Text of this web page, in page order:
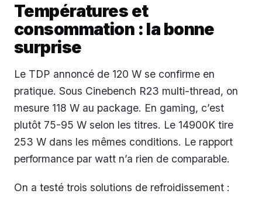
Températures et
consommation : la bonne
surprise
Le TDP annoncé de 120 W se confirme en
pratique. Sous Cinebench R23 multi-thread, on
mesure 118 W au package. En gaming, c’est
plutôt 75-95 W selon les titres. Le 14900K tire
253 W dans les mêmes conditions. Le rapport
performance par watt n’a rien de comparable.
On a testé trois solutions de refroidissement :